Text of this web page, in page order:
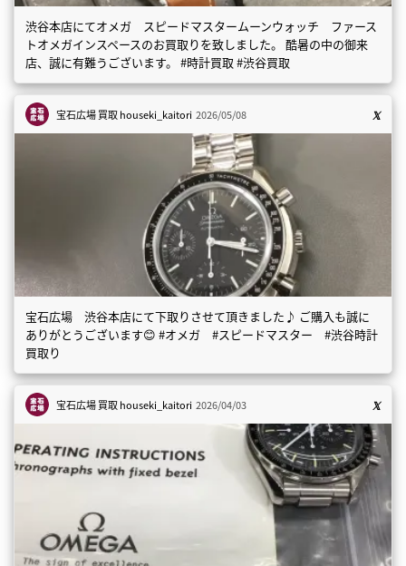
渋谷本店にてオメガ スピードマスタームーンウォッチ ファース
トオメガインスペースのお買取りを致しました。 酷暑の中の御来
店、誠に有難うございます。 #時計買取 #渋谷買取
宝石広場 買取houseki_kaitori 2026/05/08
宝石広場 渋谷本店にて下取りさせて頂きました♪ ご購入も誠に
ありがとうございます😊 #オメガ #スピードマスター #渋谷時計
買取り
宝石広場 買取houseki_kaitori 2026/04/03